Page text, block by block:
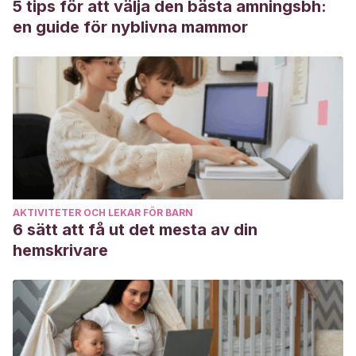
script=sci_arttext&pid=
Jiménez, Á. P., & Delgado, A. O.
conflicto familiar durante la adolescencia.Anales de
Psicología/Annals of Psychology,18(2), 215-231.
https://revistas.um.es/analesps/article/view/28421
5 tips för att välja den bästa amningsbh:
en guide för nyblivna mammor
AKTIVITETER OCH LEKAR FÖR BARN
6 sätt att få ut det mesta av din
hemskrivare